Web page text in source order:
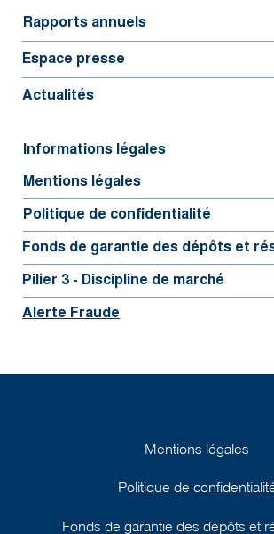
Mentions légales
Politique de
Fonds de garantie des dépôts et
Rapports annuels
Espace presse
Actualités
Informations légales
Mentions légales
Politique de confidentialité
Fonds de garantie des dépôts et
Pilier 3 - Discipline de marché
Alerte Fraude